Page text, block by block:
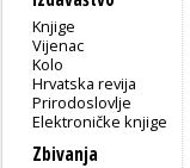
Knjige
Vijenac
Kolo
Hrvatska revija
Prirodoslovlje
Elektroničke knjige
Zbivanja